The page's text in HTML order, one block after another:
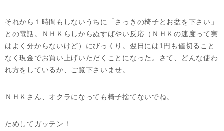
それから１時間もしないうちに「さっきの椅子とお盆を下さい」
との電話。ＮＨＫらしからぬすばやい反応（ＮＨＫの速度って実
はよく分からないけど）にびっくり。翌日には1円も値切ること
なく現金でお買い上げいただくことになった。さて、どんな使わ
れ方をしているか、ご覧下さいませ。
ＮＨＫさん、オクラになっても椅子捨てないでね。
ためしてガッテン！